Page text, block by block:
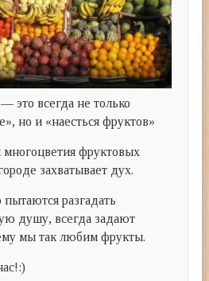
это всегда не только
но и «наесться фруктов»
многоцветия фруктовых
захватывает дух.
разгадать
душу, всегда задают
мы так любим фрукты.